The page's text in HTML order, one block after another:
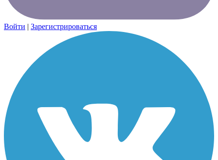
Войти | Зарегистрироваться